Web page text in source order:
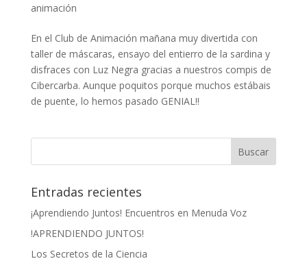
animación
En el Club de Animación mañana muy divertida con
taller de máscaras, ensayo del entierro de la sardina y
disfraces con Luz Negra gracias a nuestros compis de
Cibercarba. Aunque poquitos porque muchos estábais
de puente, lo hemos pasado GENIAL!!
Entradas recientes
¡Aprendiendo Juntos! Encuentros en Menuda Voz
!APRENDIENDO JUNTOS!
Los Secretos de la Ciencia